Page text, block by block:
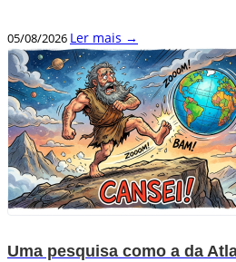
05/08/2026 Ler mais →
Uma pesquisa como a da